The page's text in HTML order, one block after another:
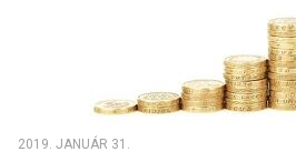
2019. JANUÁR 31.